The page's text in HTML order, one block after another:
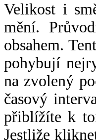
Velikost i
mění.
obsahem.
pohybují
na zvolený
časový
přiblížíte k
Jestliže